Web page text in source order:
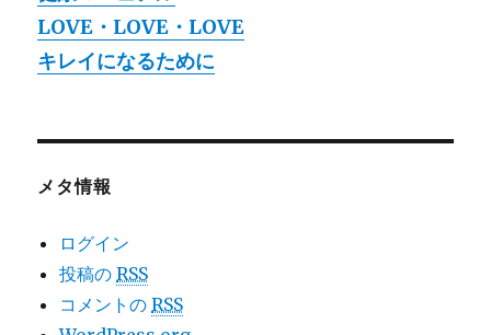
LOVE・LOVE・LOVE
キレイになるために
メタ情報
ログイン
投稿のRSS
コメントのRSS